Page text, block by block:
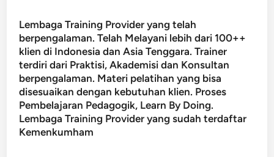
Lembaga Training Provider yang telah
berpengalaman. Telah Melayani lebih dari 100++
klien di Indonesia dan Asia Tenggara. Trainer
terdiri dari Praktisi, Akademisi dan Konsultan
berpengalaman. Materi pelatihan yang bisa
disesuaikan dengan kebutuhan klien. Proses
Pembelajaran Pedagogik, Learn By Doing.
Lembaga Training Provider yang sudah terdaftar
Kemenkumham